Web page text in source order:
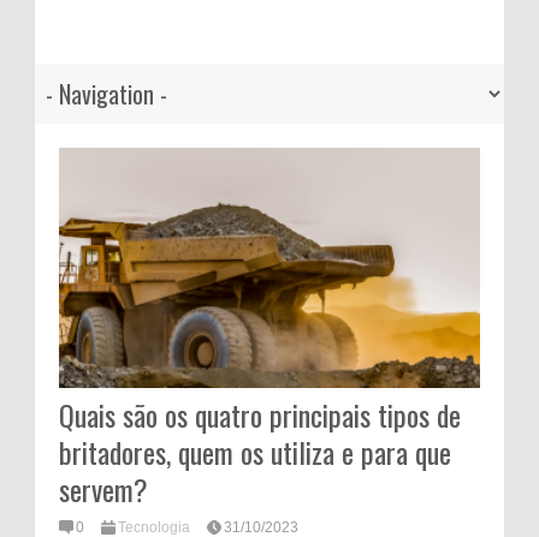
Quais são os quatro principais tipos de
britadores, quem os utiliza e para que
servem?
0 Tecnologia 31/10/2023